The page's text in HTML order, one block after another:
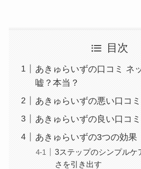
目次
あきゅらいずの口コミ ネ
嘘？本当？
あきゅらいずの悪い口コ
あきゅらいずの良い口コ
あきゅらいずの3つの効果
3ステップのシンプルケ
さを引き出す